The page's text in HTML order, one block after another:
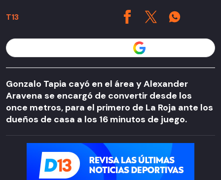
T13
Gonzalo Tapia cayó en el área y Alexander
Aravena se encargó de convertir desde los
once metros, para el primero de La Roja ante los
dueños de casa a los 16 minutos de juego.